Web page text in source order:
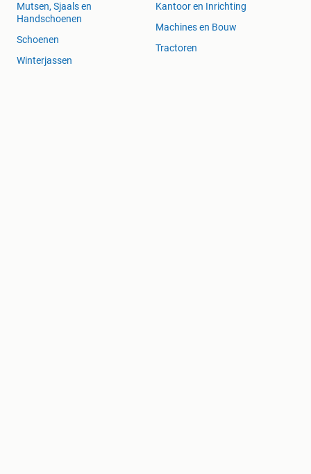
Mutsen, Sjaals en
Handschoenen
Schoenen
Winterjassen
Kantoor en Inrichting
Machines en Bouw
Tractoren